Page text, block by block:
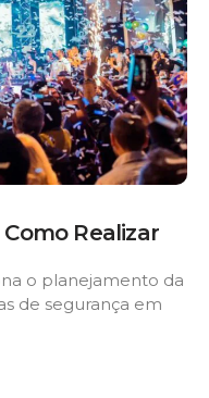
Realizar
o planejamento da
de segurança em